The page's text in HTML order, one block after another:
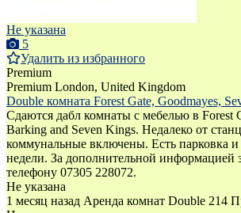
Не указана
5
Удалить из избранного
Premium
Premium London, United Kingdom
Double комната Forest Gate, Goodmayes,
Сдаются дабл комнаты с мебелью в Forest
Barking and Seven Kings. Недалеко от
коммунальные включены. Есть парковка и
недели. За дополнительной информацией
телефону 07305 228072.
Не указана
1 месяц назад Аренда комнат Double 214